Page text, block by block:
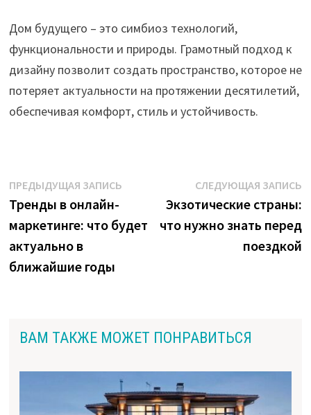
Дом будущего – это симбиоз технологий,
функциональности и природы. Грамотный подход к
дизайну позволит создать пространство, которое не
потеряет актуальности на протяжении десятилетий,
обеспечивая комфорт, стиль и устойчивость.
Навигация
по
записям
ПРЕДЫДУЩАЯ ЗАПИСЬПредыдущая
Тренды в онлайн-
маркетинге: что будет
актуально в
ближайшие годы
СЛЕДУЮЩАЯ ЗАПИСЬ
Экзотические страны:
что нужно знать перед
поездкой
ВАМ ТАКЖЕ МОЖЕТ ПОНРАВИТЬСЯ